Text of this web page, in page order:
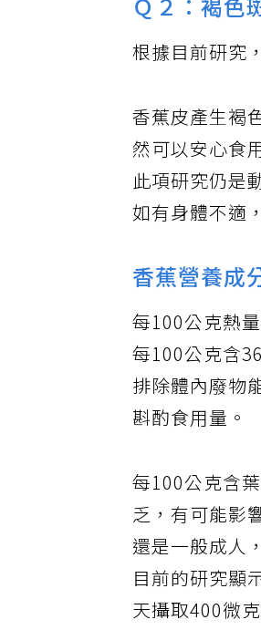
Ｑ２：褐色
根據目前研究
香蕉皮產生褐
然可以安心食
此項研究仍是
如有身體不適
香蕉營養成
每100公克熱
每100公克含
排除體內廢物
斟酌食用量。
每100公克含
乏，有可能影
還是一般成人
目前的研究顯
天攝取400微